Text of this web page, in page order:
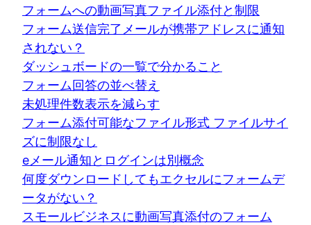
フォームへの動画写真ファイル添付と制限
フォーム送信完了メールが携帯アドレスに通知
されない？
ダッシュボードの一覧で分かること
フォーム回答の並べ替え
未処理件数表示を減らす
フォーム添付可能なファイル形式 ファイルサイ
ズに制限なし
eメール通知とログインは別概念
何度ダウンロードしてもエクセルにフォームデ
ータがない？
スモールビジネスに動画写真添付のフォーム